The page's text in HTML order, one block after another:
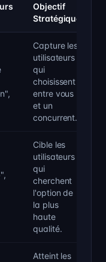
Objectif
Stratégique
Capture les
utilisateurs
qui
choisissent
entre vous
et un
concurrent.
Cible les
utilisateurs
qui
cherchent
l'option de
la plus
haute
qualité.
Atteint les